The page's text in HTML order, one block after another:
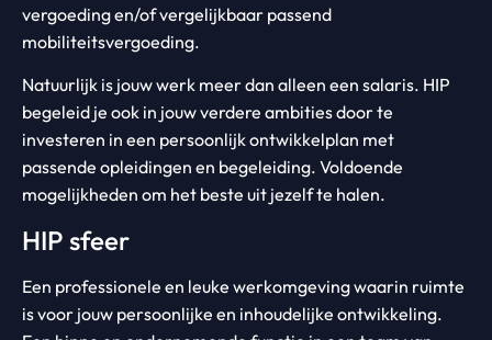
vergoeding en/of vergelijkbaar passend
mobiliteitsvergoeding.
Natuurlijk is jouw werk meer dan alleen een salaris. HIP
begeleid je ook in jouw verdere ambities door te
investeren in een persoonlijk ontwikkelplan met
passende opleidingen en begeleiding. Voldoende
mogelijkheden om het beste uit jezelf te halen.
HIP sfeer
Een professionele en leuke werkomgeving waarin ruimte
is voor jouw persoonlijke en inhoudelijke ontwikkeling.